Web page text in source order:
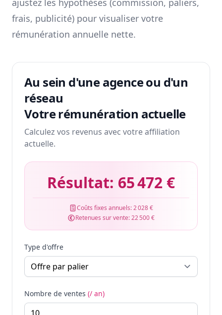
ajustez les hypothèses (commission, paliers,
frais, publicité) pour visualiser votre
rémunération annuelle nette.
Au sein d'une agence ou d'un
réseau
Votre rémunération actuelle
Calculez vos revenus avec votre affiliation
actuelle.
Résultat: 65 472 €
Coûts fixes annuels:2 028 €
Retenues sur vente:22 500 €
Type d'offre
Nombre de ventes (/ an)